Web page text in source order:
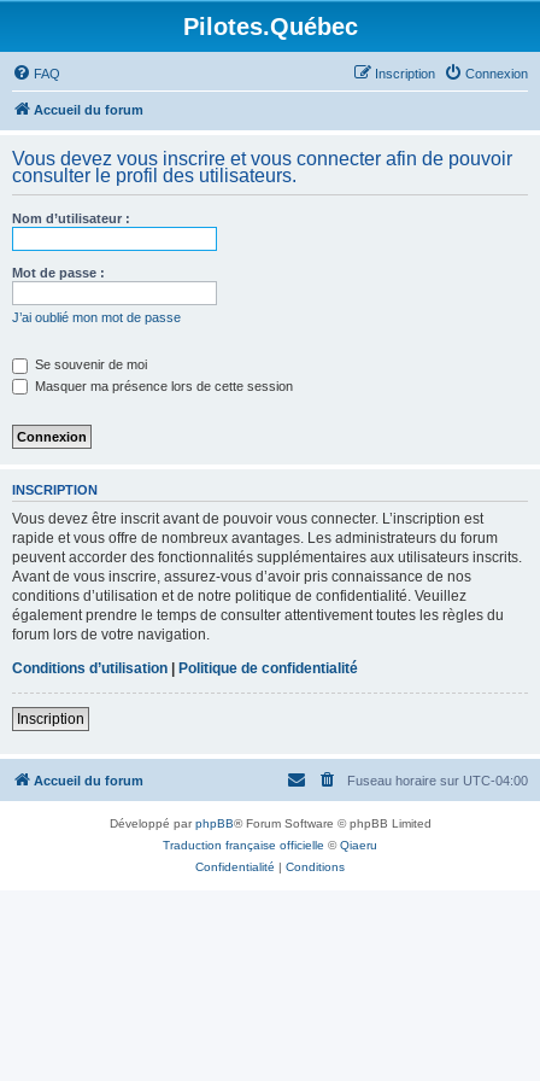
Pilotes.Québec
FAQ Connexion
Inscription
Accueil du forum
Vous devez vous inscrire et vous connecter afin de pouvoir
consulter le profil des utilisateurs.
Nom d’utilisateur :
Mot de passe :
J’ai oublié mon mot de passe
Se souvenir de moi
Masquer ma présence lors de cette session
INSCRIPTION
Vous devez être inscrit avant de pouvoir vous connecter. L’inscription est
rapide et vous offre de nombreux avantages. Les administrateurs du forum
peuvent accorder des fonctionnalités supplémentaires aux utilisateurs inscrits.
Avant de vous inscrire, assurez-vous d’avoir pris connaissance de nos
conditions d’utilisation et de notre politique de confidentialité. Veuillez
également prendre le temps de consulter attentivement toutes les règles du
forum lors de votre navigation.
Conditions d’utilisation | Politique de confidentialité
Inscription
Accueil du forum Fuseau horaire sur UTC-04:00
Développé parphpBB® Forum Software © phpBB Limited
Traduction française officielle ©Qiaeru
Confidentialité | Conditions